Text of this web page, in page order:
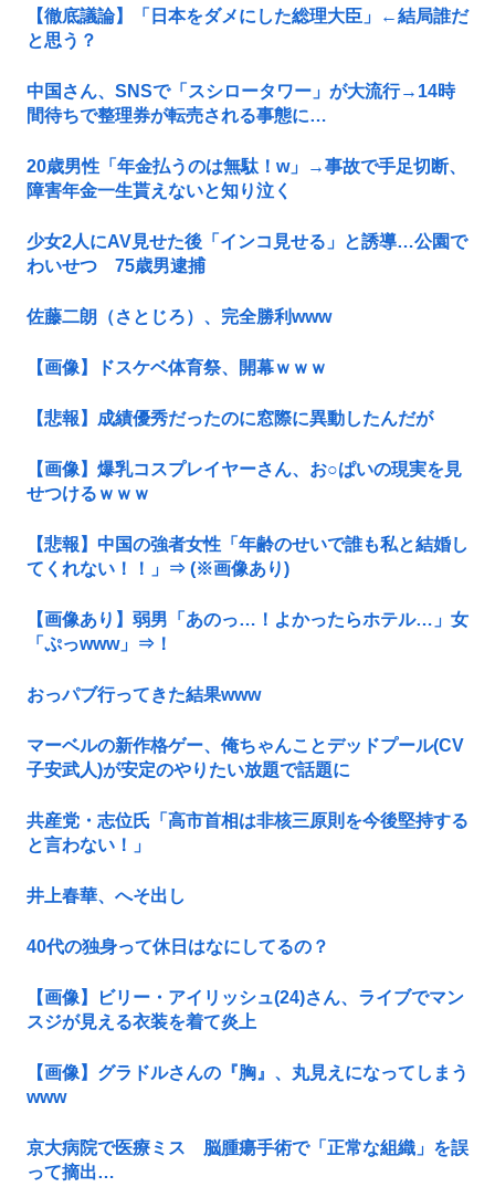
【徹底議論】「日本をダメにした総理大臣」←結局誰だ
と思う？
中国さん、SNSで「スシロータワー」が大流行→14時
間待ちで整理券が転売される事態に…
20歳男性「年金払うのは無駄！w」→事故で手足切断、
障害年金一生貰えないと知り泣く
少女2人にAV見せた後「インコ見せる」と誘導…公園で
わいせつ 75歳男逮捕
佐藤二朗（さとじろ）、完全勝利www
【画像】ドスケベ体育祭、開幕ｗｗｗ
【悲報】成績優秀だったのに窓際に異動したんだが
【画像】爆乳コスプレイヤーさん、お○ぱいの現実を見
せつけるｗｗｗ
【悲報】中国の強者女性「年齢のせいで誰も私と結婚し
てくれない！！」⇒ (※画像あり)
【画像あり】弱男「あのっ…！よかったらホテル…」女
「ぷっwww」⇒！
おっパブ行ってきた結果www
マーベルの新作格ゲー、俺ちゃんことデッドプール(CV
子安武人)が安定のやりたい放題で話題に
共産党・志位氏「高市首相は非核三原則を今後堅持する
と言わない！」
井上春華、へそ出し
40代の独身って休日はなにしてるの？
【画像】ビリー・アイリッシュ(24)さん、ライブでマン
スジが見える衣装を着て炎上
【画像】グラドルさんの『胸』、丸見えになってしまう
www
京大病院で医療ミス 脳腫瘍手術で「正常な組織」を誤
って摘出…